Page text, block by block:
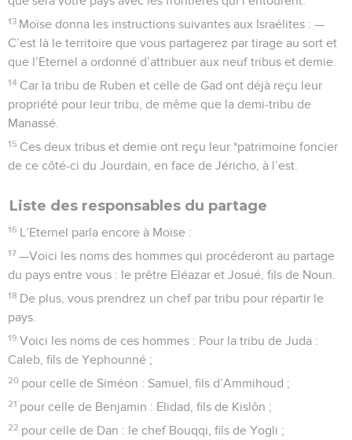
13 Moïse donna les instructions suivantes aux Israélites : —
C’est là le territoire que vous partagerez par tirage au sort et
que l’Eternel a ordonné d’attribuer aux neuf tribus et demie.
14 Car la tribu de Ruben et celle de Gad ont déjà reçu leur
propriété pour leur tribu, de même que la demi-tribu de
Manassé.
15 Ces deux tribus et demie ont reçu leur *patrimoine foncier
de ce côté-ci du Jourdain, en face de Jéricho, à l’est.
Liste des responsables du partage
16 L’Eternel parla encore à Moïse :
17 —Voici les noms des hommes qui procéderont au partage
du pays entre vous : le prêtre Eléazar et Josué, fils de Noun.
18 De plus, vous prendrez un chef par tribu pour répartir le
pays.
19 Voici les noms de ces hommes : Pour la tribu de Juda :
Caleb, fils de Yephounné ;
20 pour celle de Siméon : Samuel, fils d’Ammihoud ;
21 pour celle de Benjamin : Elidad, fils de Kislôn ;
22 pour celle de Dan : le chef Bouqqi, fils de Yogli ;